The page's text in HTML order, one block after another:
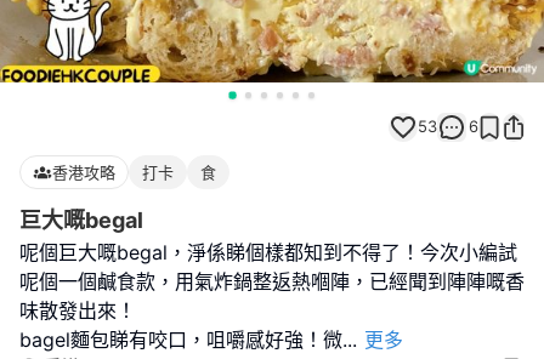
53 6
香港攻略 打卡 食
巨大嘅begal
呢個巨大嘅begal，淨係睇個樣都知到不得了！今次小編試
呢個一個鹹食款，用氣炸鍋整返熱嗰陣，已經聞到陣陣嘅香
味散發出來！
bagel麵包睇有咬口，咀嚼感好強！微... 更多